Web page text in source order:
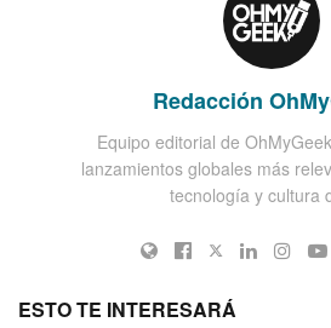
Redacción
Equipo editorial de
lanzamientos globales más
tecnología y cultura
ESTO TE INTERESARÁ